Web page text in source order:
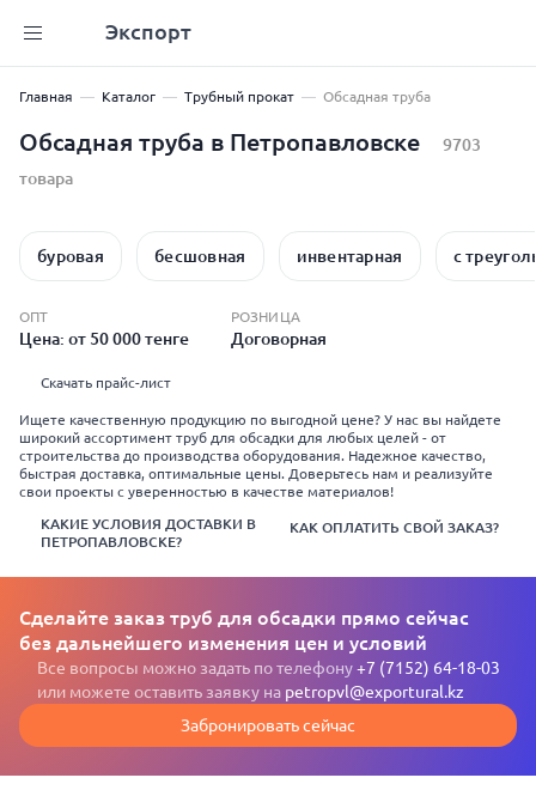
Экспорт
Главная Каталог Трубный прокат Обсадная труба
Обсадная труба в Петропавловске
9703
товара
буровая бесшовная инвентарная с
ОПТ
Цена: от 50 000 тенге
РОЗНИЦА
Договорная
Скачать прайс-лист
Ищете качественную продукцию по выгодной цене? У нас вы найдете
широкий ассортимент труб для обсадки для любых целей - от
строительства до производства оборудования. Надежное качество,
быстрая доставка, оптимальные цены. Доверьтесь нам и реализуйте
свои проекты с уверенностью в качестве материалов!
КАКИЕ УСЛОВИЯ ДОСТАВКИ В
ПЕТРОПАВЛОВСКЕ?
КАК ОПЛАТИТЬ СВОЙ ЗАКАЗ?
Сделайте заказ труб для обсадки прямо сейчас
без дальнейшего изменения цен и условий
Все вопросы можно задать по телефону+7 (7152) 64-18-03
или можете оставить заявку на petropvl@exportural.kz
Забронировать сейчас